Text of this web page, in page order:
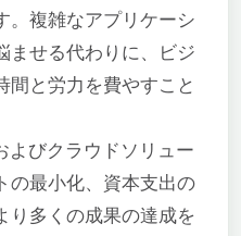
。複雑なアプリケーシ
ませる代わりに、ビジ
間と労力を費やすこと
よびクラウドソリュー
の最小化、資本支出の
り多くの成果の達成を